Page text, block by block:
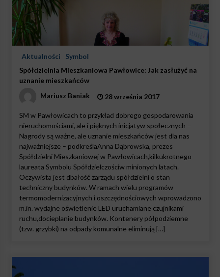
Aktualności
Symbol
Spółdzielnia Mieszkaniowa Pawłowice: Jak zasłużyć na
uznanie mieszkańców
Mariusz Baniak
28 września 2017
SM w Pawłowicach to przykład dobrego gospodarowania
nieruchomościami, ale i pięknych inicjatyw społecznych –
Nagrody są ważne, ale uznanie mieszkańców jest dla nas
najważniejsze – podkreślaAnna Dąbrowska, prezes
Spółdzielni Mieszkaniowej w Pawłowicach,kilkukrotnego
laureata Symbolu Spółdzielczościw minionych latach.
Oczywista jest dbałość zarządu spółdzielni o stan
techniczny budynków. W ramach wielu programów
termomodernizacyjnych i oszczędnościowych wprowadzono
m.in. wydajne oświetlenie LED uruchamiane czujnikami
ruchu,docieplanie budynków. Kontenery półpodziemne
(tzw. grzybki) na odpady komunalne eliminują […]